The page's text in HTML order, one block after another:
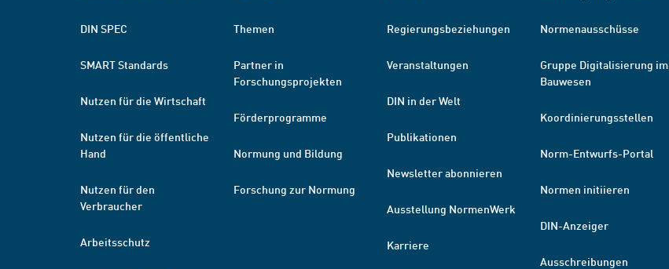
DIN SPEC
SMART Standards
Nutzen für die Wirtschaft
Nutzen für die öffentliche
Hand
Nutzen für den
Verbraucher
Arbeitsschutz
Themen
Partner in
Forschungsprojekten
Förderprogramme
Normung und Bildung
Forschung zur Normung
Regierungsbeziehungen
Veranstaltungen
DIN in der Welt
Publikationen
Newsletter abonnieren
Ausstellung NormenWerk
Karriere
Normenausschüsse
Gruppe Digitalisierung im
Bauwesen
Koordinierungsstellen
Norm-Entwurfs-Portal
Normen initiieren
DIN-Anzeiger
Ausschreibungen